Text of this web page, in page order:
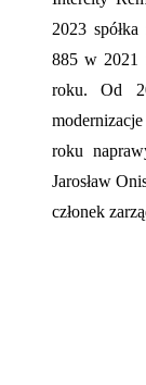
2023
885 w 2021
roku. Od
roku
Jarosław
członek